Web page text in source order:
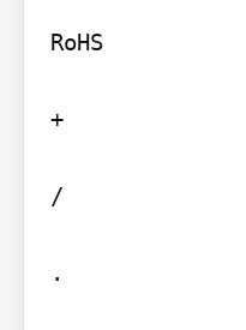
RoHS
+
/
.